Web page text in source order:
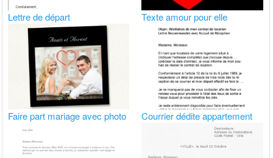
Lettre de départ Texte amour pour elle
Faire part mariage avec photo Courrier dédite appartement